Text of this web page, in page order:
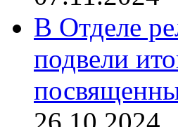
В Отделе
подвели